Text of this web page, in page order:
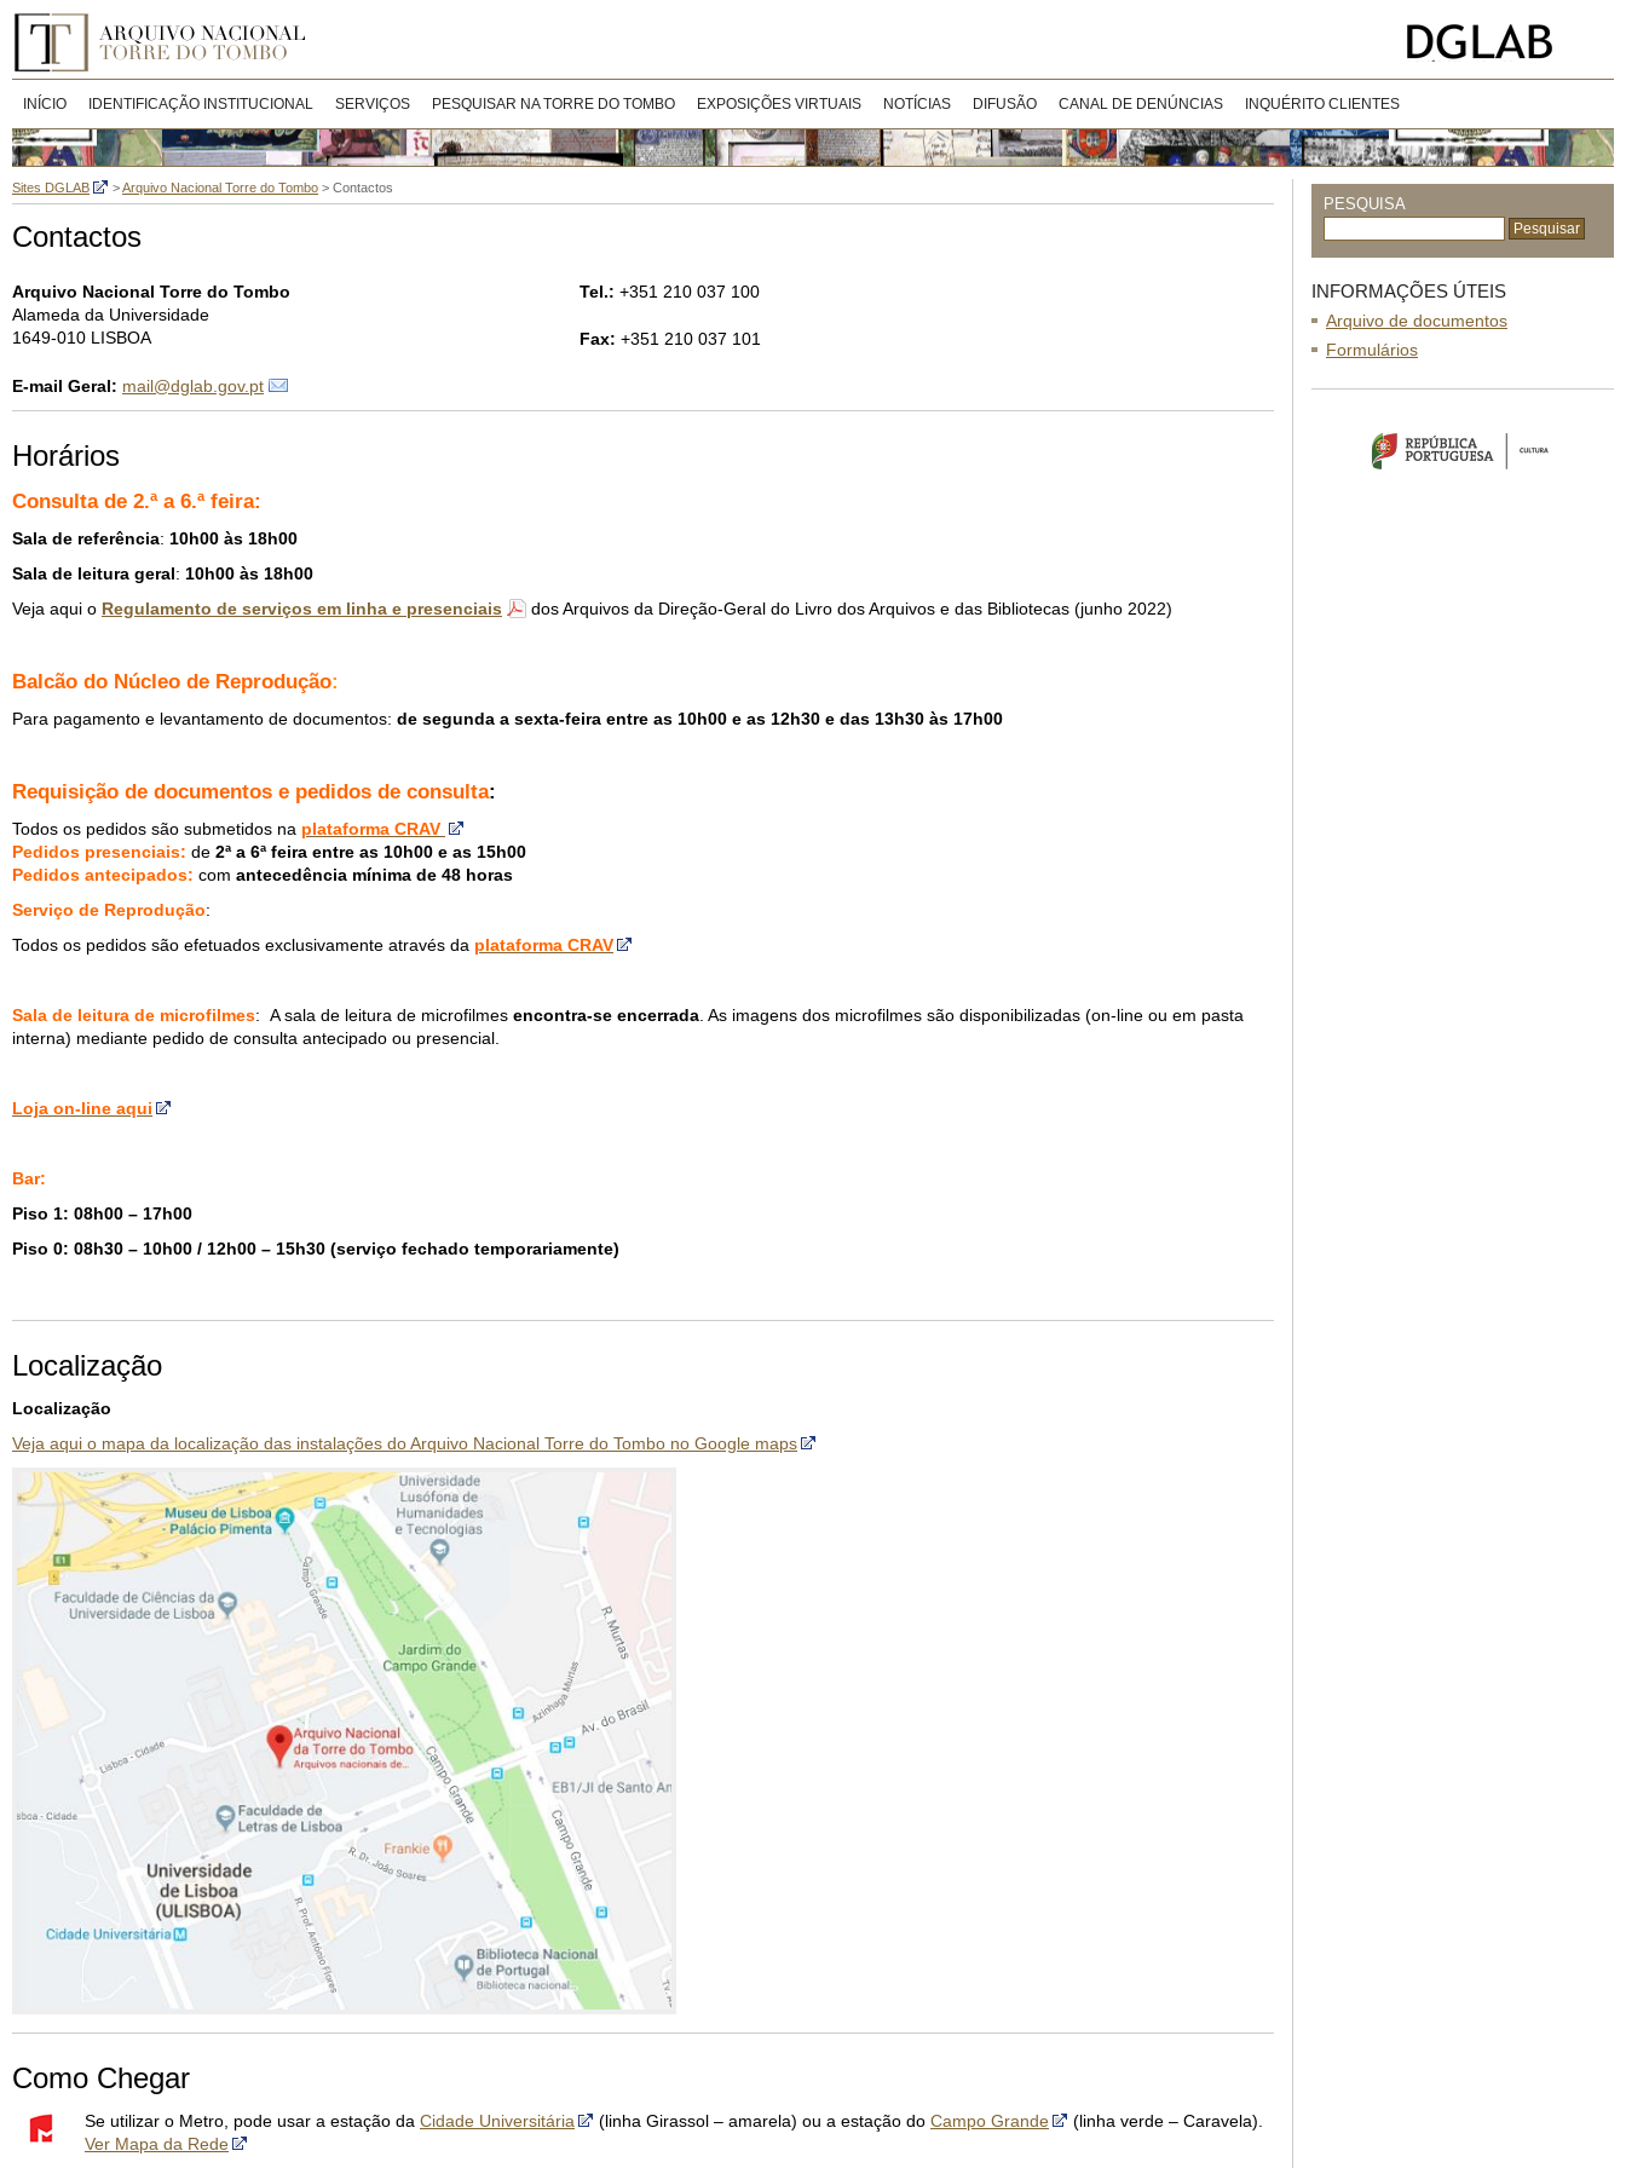
INÍCIO IDENTIFICAÇÃO INSTITUCIONAL SERVIÇOS PESQUISAR NA TORRE DO TOMBO EXPOSIÇÕES VIRTUAIS NOTÍCIAS DIFUSÃO CANAL DE DENÚNCIAS INQUÉRITO CLIENTES
Sites DGLAB >Arquivo Nacional Torre do Tombo > Contactos
Contactos
Arquivo Nacional Torre do Tombo
Alameda da Universidade
1649-010 LISBOA
Tel.: +351 210 037 100
Fax:+351 210 037 101
E-mail Geral: mail@dglab.gov.pt
Horários
Consulta de 2.ª a 6.ª feira:
Sala de referência: 10h00 às 18h00
Sala de leitura geral: 10h00 às 18h00
Veja aqui o Regulamento de serviços em linha e presenciais dos Arquivos da Direção-Geral do Livro dos Arquivos e das Bibliotecas (junho 2022)
Balcão do Núcleo de Reprodução:
Para pagamento e levantamento de documentos: de segunda a sexta-feira entre as 10h00 e as 12h30 e das 13h30 às 17h00
Requisição de documentos e pedidos de consulta:
Todos os pedidos são submetidos na plataforma CRAV
Pedidos presenciais: de 2ª a 6ª feira entre as 10h00 e as 15h00
Pedidos antecipados: com antecedência mínima de 48 horas
Serviço de Reprodução:
Todos os pedidos são efetuados exclusivamente através da plataforma CRAV
Sala de leitura de microfilmes: A sala de leitura de microfilmes encontra-se encerrada . As imagens dos microfilmes são disponibilizadas (on-line ou em pasta
interna) mediante pedido de consulta antecipado ou presencial.
Loja on-line aqui
Bar:
Piso 1: 08h00 – 17h00
Piso 0: 08h30 – 10h00 / 12h00 – 15h30 (serviço fechado temporariamente)
Localização
Localização
Veja aqui o mapa da localização das instalações do Arquivo Nacional Torre do Tombo no Google maps
Como Chegar
Se utilizar o Metro, pode usar a estação da Cidade Universitária (linha Girassol – amarela) ou a estação do Campo Grande
(linha verde – Caravela).
Ver Mapa da Rede
PESQUISA
INFORMAÇÕES ÚTEIS
Arquivo de documentos
Formulários